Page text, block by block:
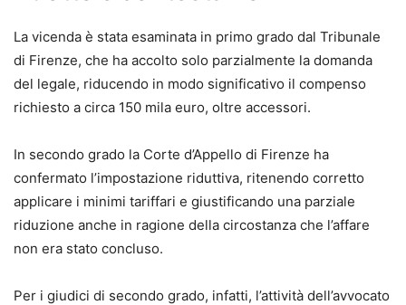
Punti di forza
•Aggiornamento normativo e giurisprudenziale costante
Impostazione pratico-operativa, pensata per l’attività
quotidiana dello studio
•Schemi chiari per orientarsi tra riti, termini e
adempimenti
• Formulario online personalizzabile, incluso con l’acquisto
Autrice
Autrice di formulari giuridici, unitamente al padre avv.
La vicenda è stata esaminata in primo grado dal Tribunale
di Firenze, che ha accolto solo parzialmente la domanda
del legale, riducendo in modo significativo il compenso
richiesto a circa 150 mila euro, oltre accessori.
In secondo grado la Corte d’Appello di Firenze ha
confermato l’impostazione riduttiva, ritenendo corretto
applicare i minimi tariffari e giustificando una parziale
riduzione anche in ragione della circostanza che l’affare
non era stato concluso.
Per i giudici di secondo grado, infatti, l’attività dell’avvocato